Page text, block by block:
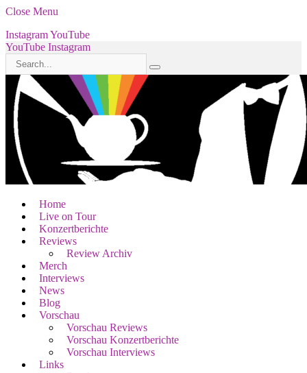
Close Menu
InstagramYouTube
YouTube Instagram
Home
Live on Tour
Konzertberichte
Reviews
Review Archiv
Merch
Interviews
News
Blog
Vorschau
Vorschau Reviews
Vorschau Konzertberichte
Vorschau Interviews
Links